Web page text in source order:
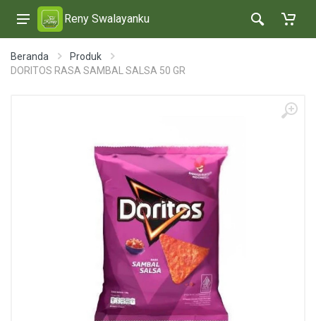
Reny Swalayanku
Beranda
Produk
DORITOS RASA SAMBAL SALSA 50 GR